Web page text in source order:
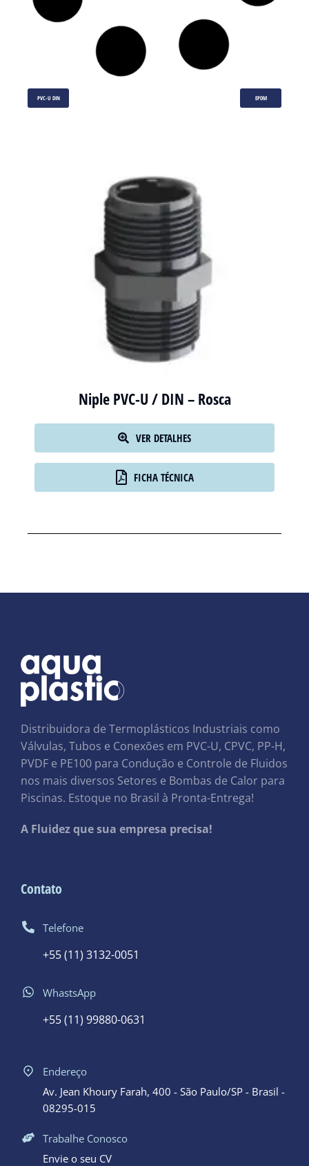
PVC-U DIN EPDM
Niple PVC-U / DIN – Rosca
VER DETALHES
FICHA TÉCNICA
Distribuidora de Termoplásticos Industriais como
Válvulas, Tubos e Conexões em PVC-U, CPVC, PP-H,
PVDF e PE100 para Condução e Controle de Fluidos
nos mais diversos Setores e Bombas de Calor para
Piscinas. Estoque no Brasil à Pronta-Entrega!
A Fluidez que sua empresa precisa!
Contato
Telefone
+55 (11) 3132-0051
WhastsApp
+55 (11) 99880-0631
Endereço
Av. Jean Khoury Farah, 400 - São Paulo/SP - Brasil -
08295-015
Trabalhe Conosco
Envie o seu CV